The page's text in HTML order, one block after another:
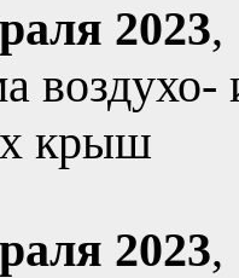
2023,
крыш
2023,